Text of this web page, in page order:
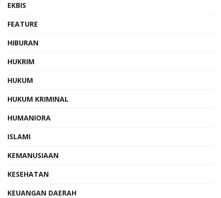
EKBIS
FEATURE
HIBURAN
HUKRIM
HUKUM
HUKUM KRIMINAL
HUMANIORA
ISLAMI
KEMANUSIAAN
KESEHATAN
KEUANGAN DAERAH